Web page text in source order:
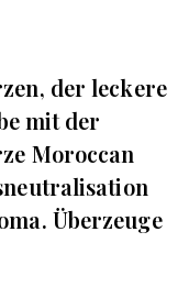
der leckere
mit der
Moroccan
Überzeuge